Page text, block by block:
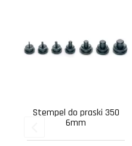
Stempel do praski 350
6mm